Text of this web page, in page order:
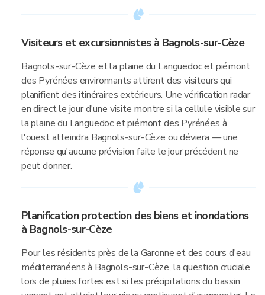
Visiteurs et excursionnistes à Bagnols-sur-Cèze
Bagnols-sur-Cèze et la plaine du Languedoc et piémont
des Pyrénées environnants attirent des visiteurs qui
planifient des itinéraires extérieurs. Une vérification radar
en direct le jour d'une visite montre si la cellule visible sur
la plaine du Languedoc et piémont des Pyrénées à
l'ouest atteindra Bagnols-sur-Cèze ou déviera — une
réponse qu'aucune prévision faite le jour précédent ne
peut donner.
Planification protection des biens et inondations
à Bagnols-sur-Cèze
Pour les résidents près de la Garonne et des cours d'eau
méditerranéens à Bagnols-sur-Cèze, la question cruciale
lors de pluies fortes est si les précipitations du bassin